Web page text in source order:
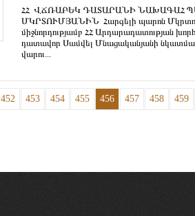
ՀՀ ՎՃՌԱԲԵԿ ԴԱՏԱՐԱՆԻ ՆԱԽԱԳԱՀ
ՄԿՐՏՈՒՄՅԱՆԻՆ Հարգելի պարոն
միջնորդությամբ ՀՀ Արդարադատության
դատավոր Սամվել Մնացականյանի
վարու...
452 453 454 455 456 457 458 459